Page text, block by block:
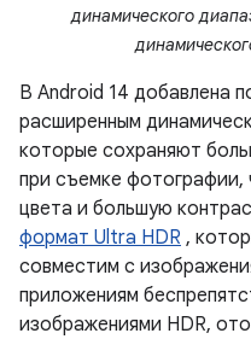
динамического
В Android 14 добавлена
расширенным
которые сохраняют
при съемке фотографии,
цвета и большую
формат Ultra HDR ,
совместим с
приложениям
изображениями HDR,